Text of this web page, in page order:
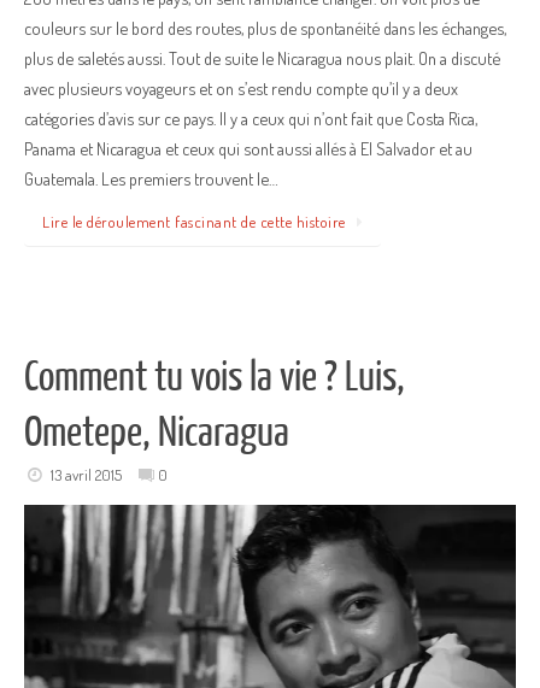
couleurs sur le bord des routes, plus de spontanéité dans les échanges,
plus de saletés aussi. Tout de suite le Nicaragua nous plait. On a discuté
avec plusieurs voyageurs et on s’est rendu compte qu’il y a deux
catégories d’avis sur ce pays. Il y a ceux qui n’ont fait que Costa Rica,
Panama et Nicaragua et ceux qui sont aussi allés à El Salvador et au
Guatemala. Les premiers trouvent le…
Lire le déroulement fascinant de cette histoire
Comment tu vois la vie ? Luis,
Ometepe, Nicaragua
13 avril 2015 0